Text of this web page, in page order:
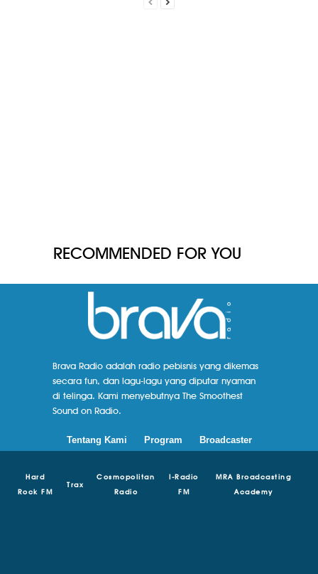
RECOMMENDED FOR YOU
Brava Radio adalah radio pebisnis yang dikemas
secara fun, dan lagu-lagu yang diputar nyaman
di telinga. Kami menyebutnya The Smoothest
Sound on Radio.
Tentang Kami Program Broadcaster
Hard
Rock FM
Trax
Cosmopolitan
Radio
I-Radio
FM
MRA Broadcasting
Academy